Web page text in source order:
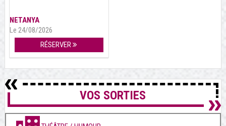
NETANYA
Le 24/08/2026
RÉSERVER
VOS SORTIES